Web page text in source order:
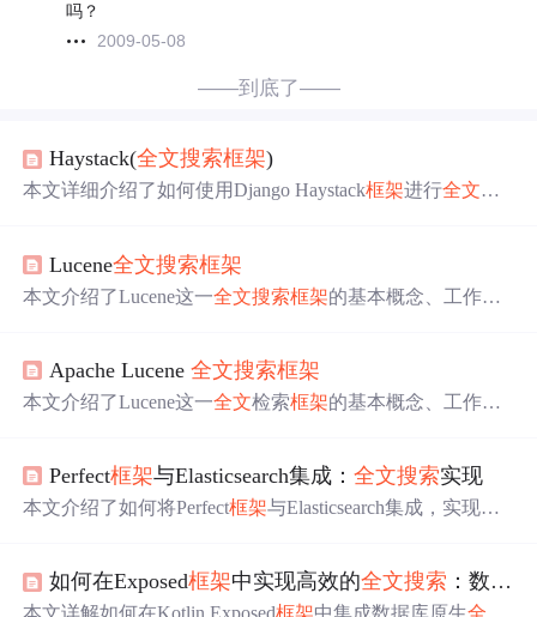
吗？
2009-05-08
——到底了——
Haystack(全文搜索框架)
本文详细介绍了如何使用Django Haystack框架进行全文检
h、Solr、Elasticsearch等搜索
Lucene全文搜索框架
本文介绍了Lucene这一全文搜索框架的基本概念、工作方
策略。
Apache Lucene全文搜索框架
本文介绍了Lucene这一全文检索框架的基本概念、工作原
Perfect框架与Elasticsearch集成：全文搜索实现
本文介绍了如何将Perfect框架与Elasticsearch集成，实现高
法。如何在Exposed框架中实现高效的全文搜索 ：数据库原生